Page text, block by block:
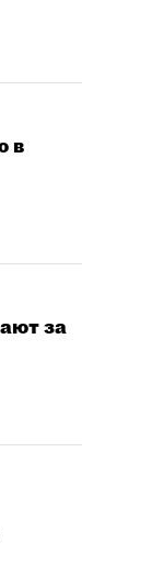
в
за